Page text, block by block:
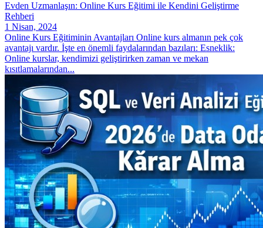
Evden Uzmanlaşın: Online Kurs Eğitimi ile Kendini Geliştirme
Rehberi
1 Nisan, 2024
Online Kurs Eğitiminin Avantajları Online kurs almanın pek çok
avantajı vardır. İşte en önemli faydalarından bazıları: Esneklik:
Online kurslar, kendimizi geliştirirken zaman ve mekan
kısıtlamalarından...